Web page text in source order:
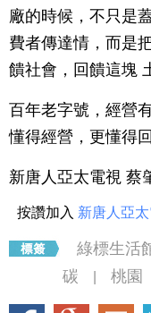
廠的時候，不只是
費者傳達情，而是
饋社會，回饋這塊
百年老字號，經營
懂得經營，更懂得回
新唐人亞太電視 蔡
按讚加入 新唐人亞
綠標生活
碳
桃園